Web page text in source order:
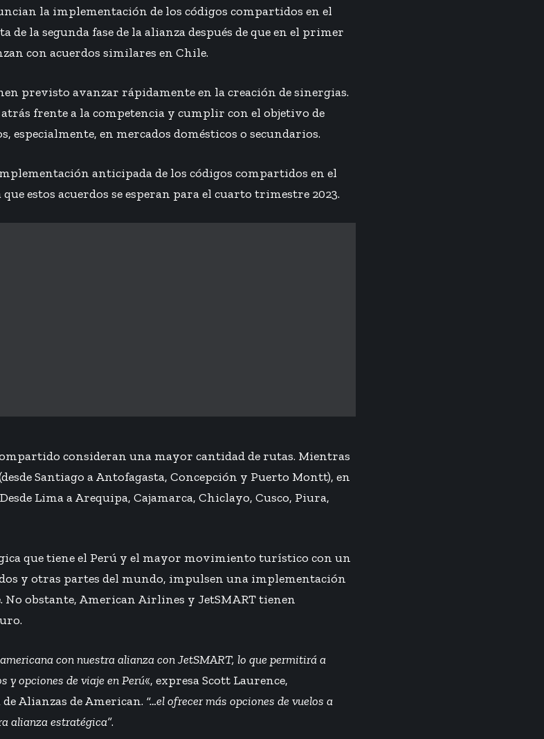
la implementación de los códigos compartidos en el
de la segunda fase de la alianza después de que en el primer
con acuerdos similares en Chile.
previsto avanzar rápidamente en la creación de sinergias.
frente a la competencia y cumplir con el objetivo de
especialmente, en mercados domésticos o secundarios.
anticipada de los códigos compartidos en el
que estos acuerdos se esperan para el cuarto trimestre 2023.
consideran una mayor cantidad de rutas. Mientras
Santiago a Antofagasta, Concepción y Puerto Montt), en
Lima a Arequipa, Cajamarca, Chiclayo, Cusco, Piura,
que tiene el Perú y el mayor movimiento turístico con un
y otras partes del mundo, impulsen una implementación
No obstante, American Airlines y JetSMART tienen
con nuestra alianza con JetSMART, lo que permitirá a
y opciones de viaje en Perú«, expresa Scott Laurence,
Alianzas de American. “…el ofrecer más opciones de vuelos a
alianza estratégica”.